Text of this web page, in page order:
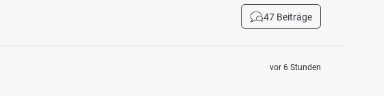
47 Beiträge
vor 6 Stunden